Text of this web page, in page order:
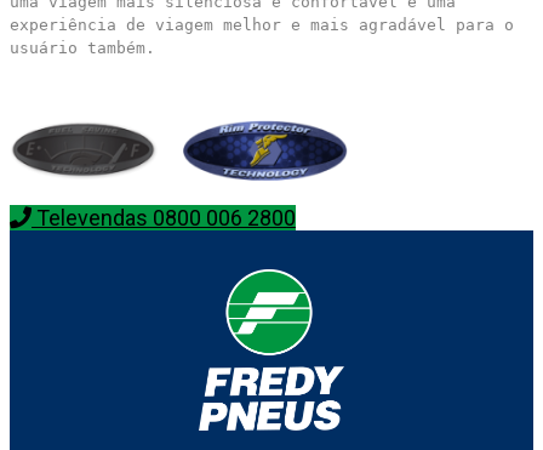
experiência de viagem melhor e mais agradável para o
usuário também.
Televendas 0800 006 2800